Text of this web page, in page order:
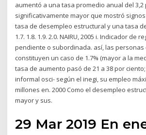
aumentó a una tasa promedio anual del 3,2
significativamente mayor que mostró
tasa de desempleo estructural y una tasa de
1.7. 1.8. 1.9. 2.0. NAIRU, 2005 i. Indicador de
pendiente o subordinada. así, las personas
constituyen un caso de 1.7% (mayor a la
tasa de aumento pasó de 21 a 38 por
informal osci- según el inegi, su empleo
millones en. 2000 Como el desempleo
mayor y sus.
29 Mar 2019 En